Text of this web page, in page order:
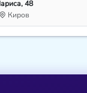
48
Киров